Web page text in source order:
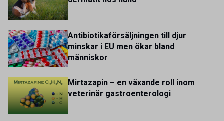
Antibiotikaförsäljningen till djur
minskar i EU men ökar bland
människor
Mirtazapin – en växande roll inom
veterinär gastroenterologi